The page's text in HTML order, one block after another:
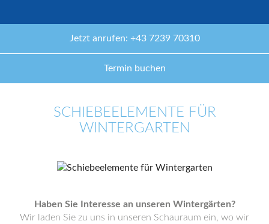
Jetzt anrufen: +43 7239 70310
Termin buchen
SCHIEBEELEMENTE FÜR
WINTERGARTEN
Haben Sie Interesse an unseren Wintergärten?
Wir laden Sie zu uns in unseren Schauraum ein, wo wir